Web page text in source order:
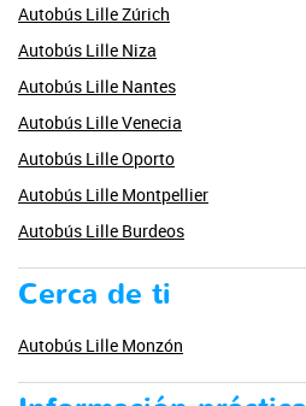
Autobús Lille Zúrich
Autobús Lille Niza
Autobús Lille Nantes
Autobús Lille Venecia
Autobús Lille Oporto
Autobús Lille Montpellier
Autobús Lille Burdeos
Cerca de ti
Autobús Lille Monzón